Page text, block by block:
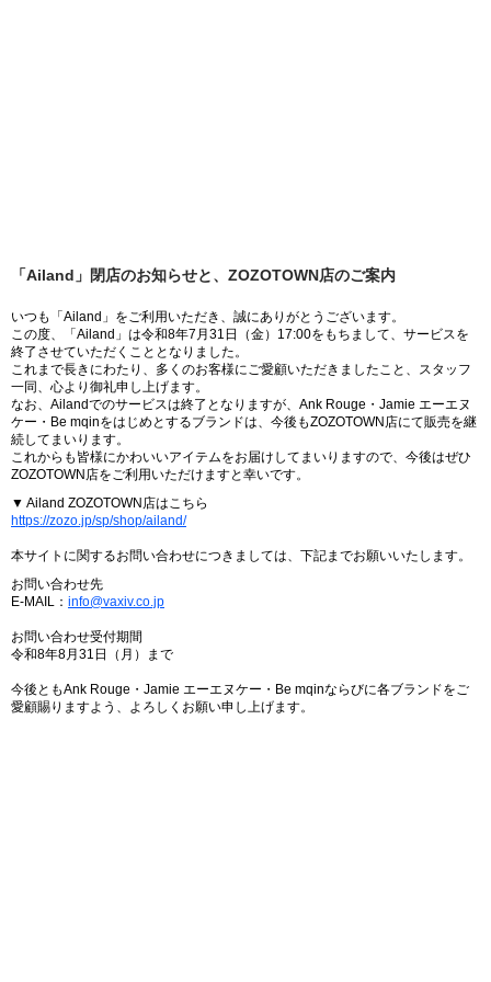
「Ailand」閉店のお知らせと、ZOZOTOWN店のご案内
いつも「Ailand」をご利用いただき、誠にありがとうございます。
この度、「Ailand」は令和8年7月31日（金）17:00をもちまして、サービスを
終了させていただくこととなりました。
これまで長きにわたり、多くのお客様にご愛顧いただきましたこと、スタッフ
一同、心より御礼申し上げます。
なお、Ailandでのサービスは終了となりますが、Ank Rouge・Jamie エーエヌ
ケー・Be mqinをはじめとするブランドは、今後もZOZOTOWN店にて販売を継
続してまいります。
これからも皆様にかわいいアイテムをお届けしてまいりますので、今後はぜひ
ZOZOTOWN店をご利用いただけますと幸いです。
▼ Ailand ZOZOTOWN店はこちら
https://zozo.jp/sp/shop/ailand/
本サイトに関するお問い合わせにつきましては、下記までお願いいたします。
お問い合わせ先
E-MAIL： info@vaxiv.co.jp
お問い合わせ受付期間
令和8年8月31日（月）まで
今後ともAnk Rouge・Jamie エーエヌケー・Be mqinならびに各ブランドをご
愛顧賜りますよう、よろしくお願い申し上げます。